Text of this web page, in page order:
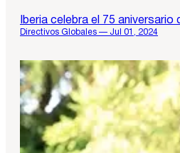
Iberia celebra el 75 aniversario
Directivos Globales — Jul 01, 2024